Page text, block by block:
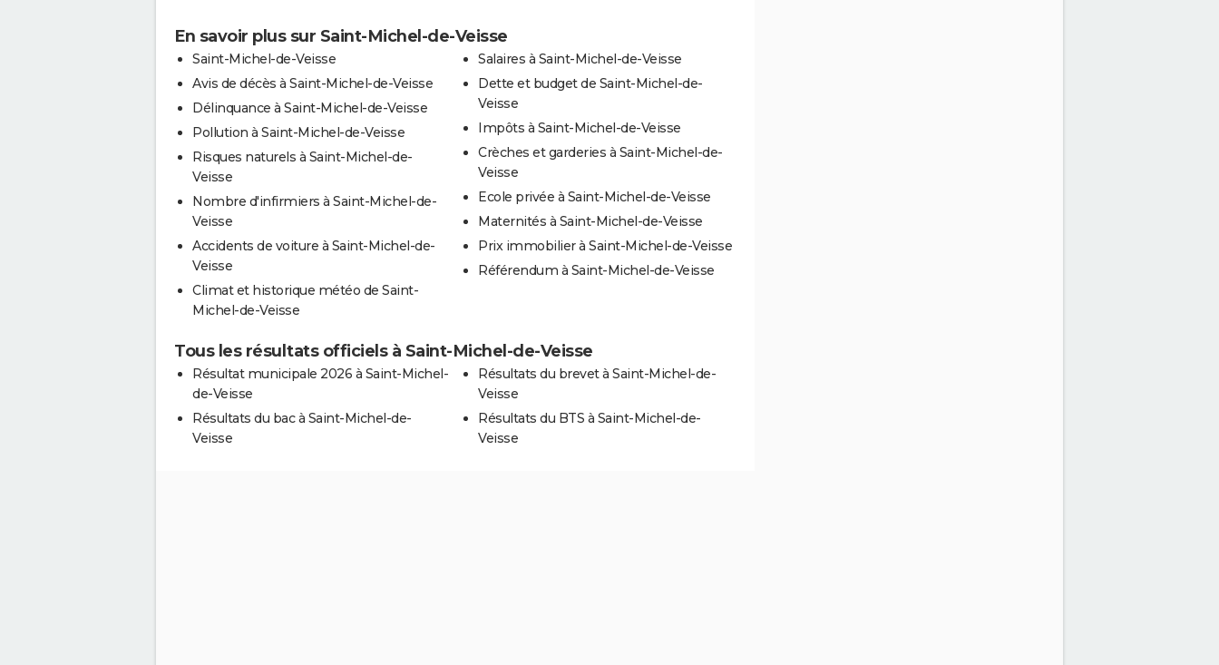
En savoir plus sur Saint-Michel-de-Veisse
Saint-Michel-de-Veisse
Avis de décès à Saint-Michel-de-Veisse
Délinquance à Saint-Michel-de-Veisse
Pollution à Saint-Michel-de-Veisse
Risques naturels à Saint-Michel-de-
Veisse
Nombre d'infirmiers à Saint-Michel-de-
Veisse
Accidents de voiture à Saint-Michel-de-
Veisse
Climat et historique météo de Saint-
Michel-de-Veisse
Salaires à Saint-Michel-de-Veisse
Dette et budget de Saint-Michel-de-
Veisse
Impôts à Saint-Michel-de-Veisse
Crèches et garderies à Saint-Michel-de-
Veisse
Ecole privée à Saint-Michel-de-Veisse
Maternités à Saint-Michel-de-Veisse
Prix immobilier à Saint-Michel-de-Veisse
Référendum à Saint-Michel-de-Veisse
Tous les résultats officiels à Saint-Michel-de-Veisse
Résultat municipale 2026 à Saint-Michel-
de-Veisse
Résultats du bac à Saint-Michel-de-
Veisse
Résultats du brevet à Saint-Michel-de-
Veisse
Résultats du BTS à Saint-Michel-de-
Veisse